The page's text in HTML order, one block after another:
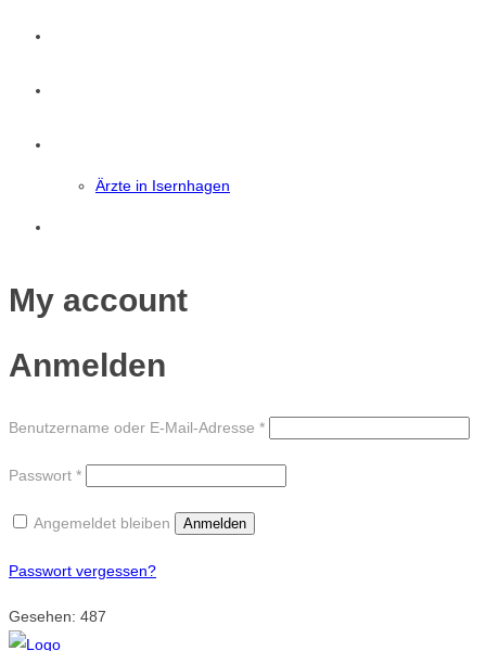
Ärzte in Isernhagen
My account
Anmelden
Benutzername oder E-Mail-Adresse *Erforderlich
Passwort *Erforderlich
Angemeldet bleiben Anmelden
Passwort vergessen?
Gesehen: 487